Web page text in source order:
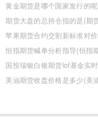
黄金期货是哪个国家发行的
期货大盘的总持仓指的是(期
苹果期货合约交割新标准对
标准对价格的影响有哪些)
恒指期货喊单分析指导(恒指
国投瑞银白银期货lof基金实
金实时行情怎么样)
美油期货收盘价格是多少(美